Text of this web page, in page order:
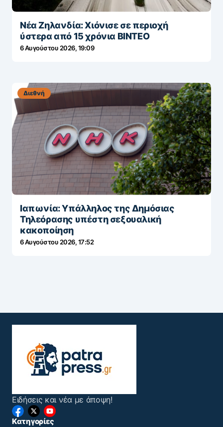
Νέα Ζηλανδία: Χιόνισε σε περιοχή
ύστερα από 15 χρόνια ΒΙΝΤΕΟ
6 Αυγούστου 2026, 19:09
Διεθνή
Ιαπωνία: Υπάλληλος της Δημόσιας
Τηλεόρασης υπέστη σεξουαλική
κακοποίηση
6 Αυγούστου 2026, 17:52
Ειδήσεις και νέα με άποψη!
Κατηγορίες